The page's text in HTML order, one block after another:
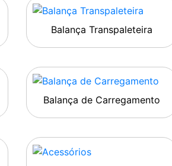
Balança Transpaleteira
Balança de Carregamento